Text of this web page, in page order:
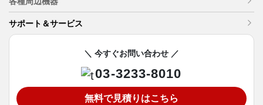
サポート＆サービス
＼ 今すぐお問い合わせ ／
03-3233-8010
無料で見積りはこちら